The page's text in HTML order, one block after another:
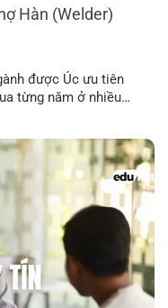
Hàn (Welder)
được Úc ưu tiên
từng năm ở nhiều